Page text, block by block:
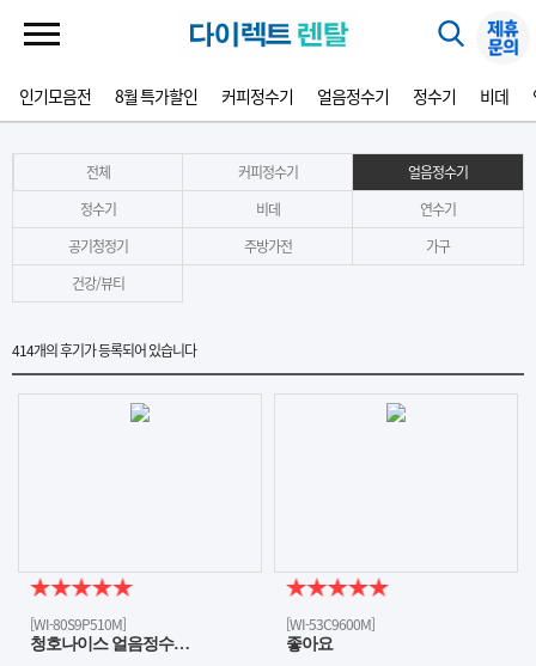
인기모음전 8월 특가할인 커피정수기 얼음정수기 정수기 비데
전체 커피정수기
얼음정수기
정수기
비데
연수기
공기청정기
주방가전
가구
건강/뷰티
414개의 후기가 등록되어 있습니다
[WI-80S9P510M]
청호나이스 얼음정수…
[WI-53C9600M]
좋아요